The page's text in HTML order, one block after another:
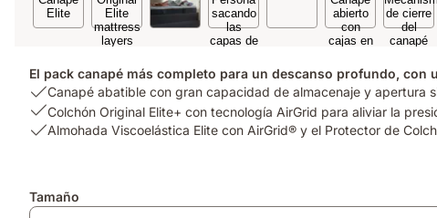
El pack canapé más completo para un descanso profundo,
USP
1:
Canapé
capacidad
Canapé abatible con gran capacidad de almacenaje y apertura
USP
2:
con
Colchón Original Elite+ con tecnología AirGrid para aliviar la
USP
Elite
Almohada Viscoelástica Elite con AirGrid® y el Protector de
Complementos
Tamaño